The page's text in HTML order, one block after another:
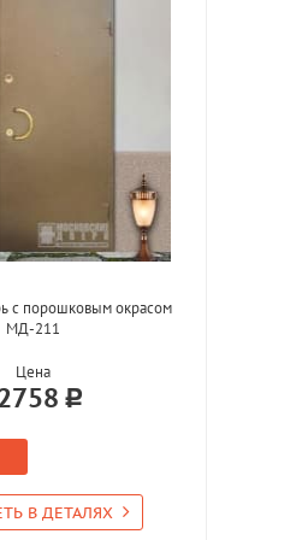
с порошковым окрасом
МД-211
Цена
В ДЕТАЛЯХ